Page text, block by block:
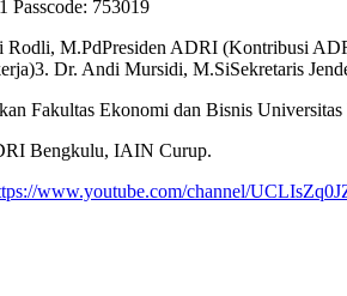
753019
M.PdPresiden ADRI (Kontribusi
Dr. Andi Mursidi, M.SiSekretaris
Fakultas Ekonomi dan Bisnis
Bengkulu, IAIN Curup.
www.youtube.com/channel/